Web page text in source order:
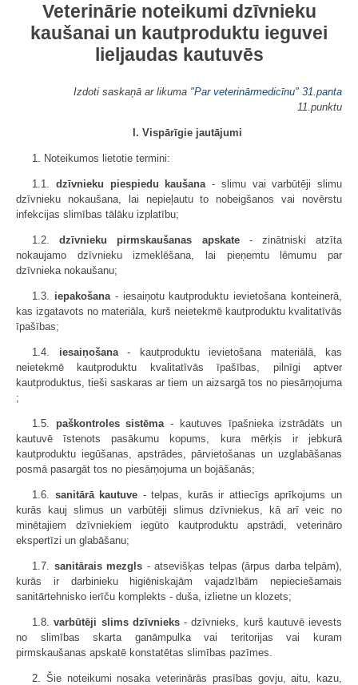
Veterinārie noteikumi dzīvnieku
kaušanai un kautproduktu ieguvei
lieljaudas kautuvēs
Izdoti saskaņā ar likuma "Par veterinārmedicīnu" 31.panta
11.punktu
I. Vispārīgie jautājumi
1. Noteikumos lietotie termini:
1.1. dzīvnieku piespiedu kaušana- slimu vai varbūtēji slimu
dzīvnieku nokaušana, lai nepieļautu to nobeigšanos vai novērstu
infekcijas slimības tālāku izplatību;
1.2.dzīvnieku pirmskaušanas apskate- zinātniski atzīta
nokaujamo dzīvnieku izmeklēšana, lai pieņemtu lēmumu par
dzīvnieka nokaušanu;
1.3. iepakošana- iesaiņotu kautproduktu ievietošana konteinerā,
kas izgatavots no materiāla, kurš neietekmē kautproduktu kvalitatīvās
īpašības;
1.4. iesaiņošana- kautproduktu ievietošana materiālā, kas
neietekmē kautproduktu kvalitatīvās īpašības, pilnīgi aptver
kautproduktus, tieši saskaras ar tiem un aizsargā tos no piesārņojuma
;
1.5. paškontroles sistēma- kautuves īpašnieka izstrādāts un
kautuvē īstenots pasākumu kopums, kura mērķis ir jebkurā
kautproduktu iegūšanas, apstrādes, pārvietošanas un uzglabāšanas
posmā pasargāt tos no piesārņojuma un bojāšanās;
1.6. sanitārā kautuve - telpas, kurās ir attiecīgs aprīkojums un
kurās kauj slimus un varbūtēji slimus dzīvniekus, kā arī veic no
minētajiem dzīvniekiem iegūto kautproduktu apstrādi, veterināro
ekspertīzi un glabāšanu;
1.7. sanitārais mezgls - atsevišķas telpas (ārpus darba telpām),
kurās ir darbinieku higiēniskajām vajadzībām nepieciešamais
sanitārtehnisko ierīču komplekts - duša, izlietne un klozets;
1.8.varbūtēji slims dzīvnieks- dzīvnieks, kurš kautuvē ievests
no slimības skarta ganāmpulka vai teritorijas vai kuram
pirmskaušanas apskatē konstatētas slimības pazīmes.
2. Šie noteikumi nosaka veterinārās prasības govju, aitu, kazu,